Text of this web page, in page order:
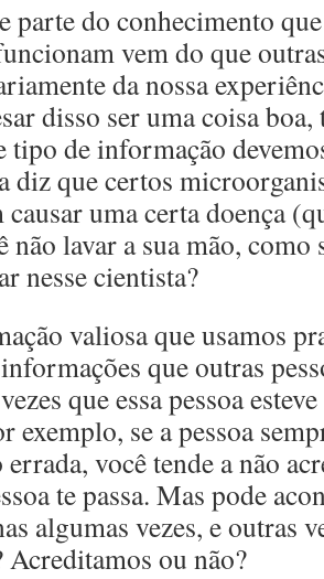
parte do conhecimento
vem do que
da nossa
disso ser uma coisa
tipo de informação
diz que certos
uma certa doença
não lavar a sua mão, como
nesse cientista?
valiosa que usamos
que outras
que essa pessoa
exemplo, se a pessoa
você tende a não
te passa. Mas pode
algumas vezes, e outras
Acreditamos ou não?